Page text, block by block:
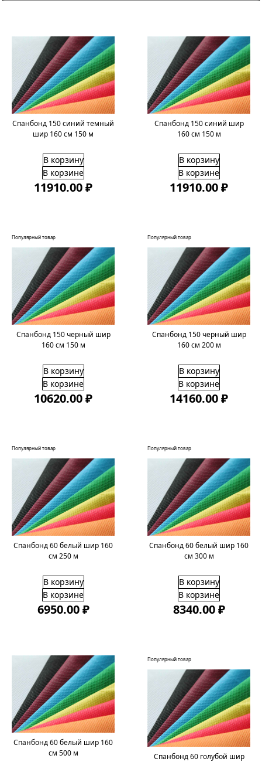
Спанбонд 150 синий темный
шир 160 см 150 м
В корзину
В корзине
11910.00 ₽
Спанбонд 150 синий шир
160 см 150 м
В корзину
В корзине
11910.00 ₽
Популярный товар
Спанбонд 150 черный шир
160 см 150 м
В корзину
В корзине
10620.00 ₽
Популярный товар
Спанбонд 150 черный шир
160 см 200 м
В корзину
В корзине
14160.00 ₽
Популярный товар
Спанбонд 60 белый шир 160
см 250 м
В корзину
В корзине
6950.00 ₽
Популярный товар
Спанбонд 60 белый шир 160
см 300 м
В корзину
В корзине
8340.00 ₽
Спанбонд 60 белый шир 160
см 500 м
Популярный товар
Спанбонд 60 голубой шир